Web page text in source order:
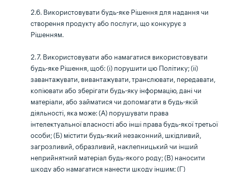
2.6. Використовувати будь-яке Рішення для надання чи
створення продукту або послуги, що конкурує з
Рішенням.
2.7. Використовувати або намагатися використовувати
будь-яке Рішення, щоб: (i) порушити цю Політику; (іі)
завантажувати, вивантажувати, транслювати, передавати,
копіювати або зберігати будь-яку інформацію, дані чи
матеріали, або займатися чи допомагати в будь-якій
діяльності, яка може: (A) порушувати права
інтелектуальної власності або інші права будь-якої третьої
особи; (Б) містити будь-який незаконний, шкідливий,
загрозливий, образливий, наклепницький чи інший
неприйнятний матеріал будь-якого роду; (В) наносити
шкоду або намагатися нанести шкоду іншим; (Г)